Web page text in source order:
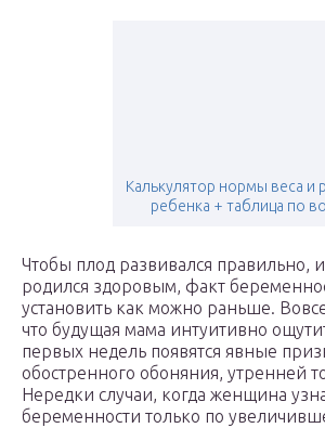
Калькулятор нормы веса и
ребенка + таблица по
Чтобы плод развивался правильно,
родился здоровым, факт
установить как можно раньше.
что будущая мама интуитивно
первых недель появятся явные
обостренного обоняния, утренней
Нередки случаи, когда женщина
беременности только по